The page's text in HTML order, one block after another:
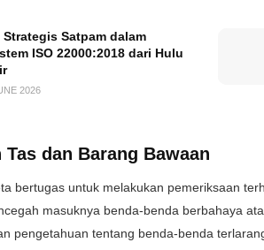
Strategis Satpam dalam
ISO 22000:2018 dari Hulu
2026
dan Barang Bawaan
bertugas untuk melakukan pemeriksaan
masuknya benda-benda berbahaya
pengetahuan tentang benda-benda